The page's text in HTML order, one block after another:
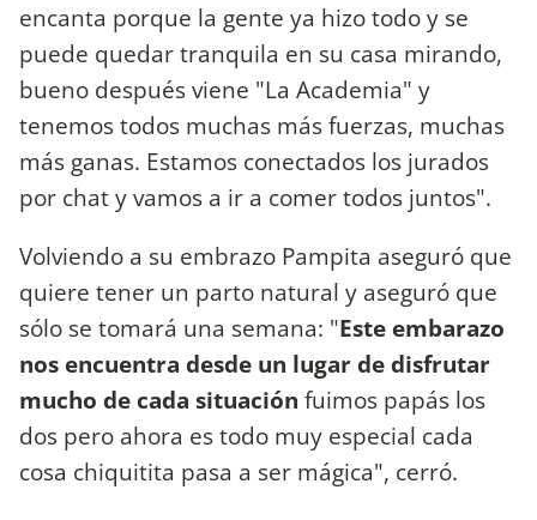
encanta porque la gente ya hizo todo y se
puede quedar tranquila en su casa mirando,
bueno después viene "La Academia" y
tenemos todos muchas más fuerzas, muchas
más ganas. Estamos conectados los jurados
por chat y vamos a ir a comer todos juntos".
Volviendo a su embrazo Pampita aseguró que
quiere tener un parto natural y aseguró que
sólo se tomará una semana: "Este embarazo
nos encuentra desde un lugar de disfrutar
mucho de cada situación fuimos papás los
dos pero ahora es todo muy especial cada
cosa chiquitita pasa a ser mágica", cerró.